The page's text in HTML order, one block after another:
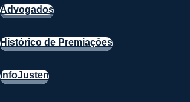
Advogados
Histórico de Premiações
InfoJusten